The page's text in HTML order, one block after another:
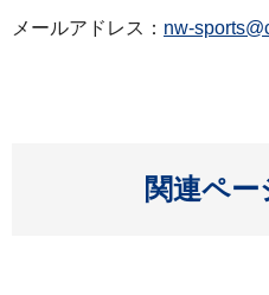
メールアドレス： nw-
関連ペー